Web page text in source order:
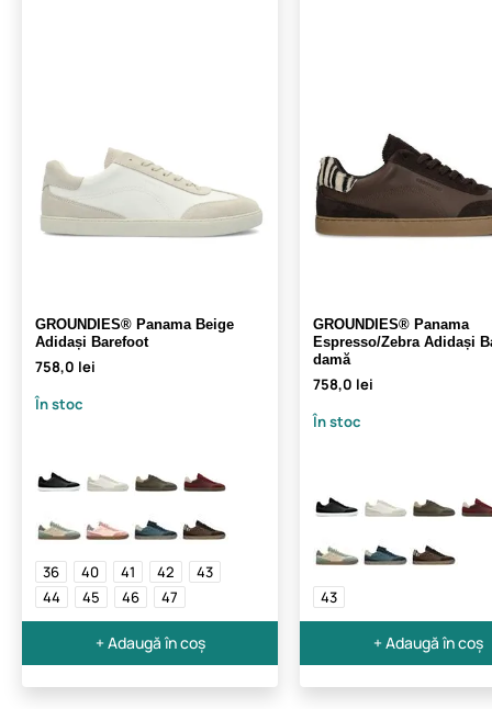
GROUNDIES® Panama Beige
Adidași Barefoot
758,0 lei
În stoc
36 40 41 42
43
44
45 46 47
+ Adaugă în coș
GROUNDIES® Panama
Espresso/Zebra Adidași
damă
758,0 lei
În stoc
43
+ Adaugă în coș